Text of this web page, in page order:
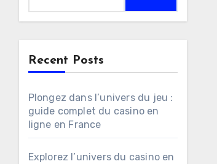
Recent Posts
Plongez dans l’univers du jeu :
guide complet du casino en
ligne en France
Explorez l’univers du casino en